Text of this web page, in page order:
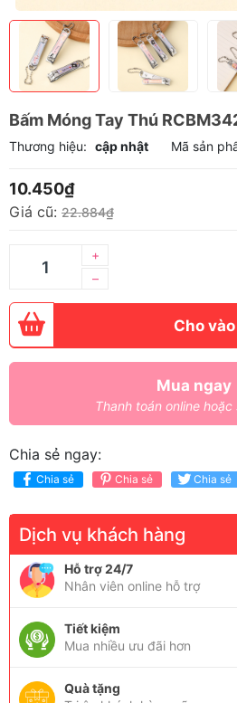
Bấm Móng Tay Thú
Thương hiệu: cập nhật Mã sản
10.450₫
Giá cũ: 22.884₫
–
+
Cho
Mua ngay
Thanh toán online hoặc
Chia sẻ ngay:
Chia sẻ Chia sẻ Chia sẻ
Dịch vụ khách hàng
Hỗ trợ 24/7
Nhân viên online hỗ trợ
Tiết kiệm
Mua nhiều ưu đãi hơn
Quà tặng